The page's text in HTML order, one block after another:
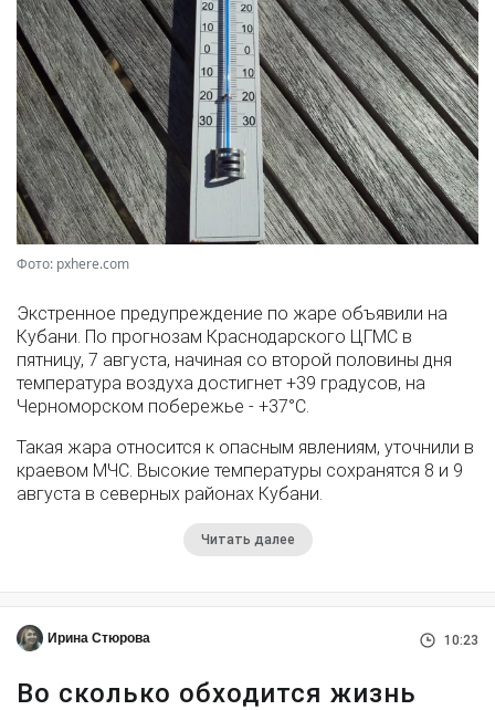
Фото: pxhere.com
Экстренное предупреждение по жаре объявили на
Кубани. По прогнозам Краснодарского ЦГМС в
пятницу, 7 августа, начиная со второй половины дня
температура воздуха достигнет +39 градусов, на
Черноморском побережье - +37°­С.
Такая жара относится к опасным явлениям, уточнили в
краевом МЧС. Высокие температуры сохранятся 8 и 9
августа в северных районах Кубани.
Читать далее
Ирина Стюрова 10:23
Во сколько обходится жизнь